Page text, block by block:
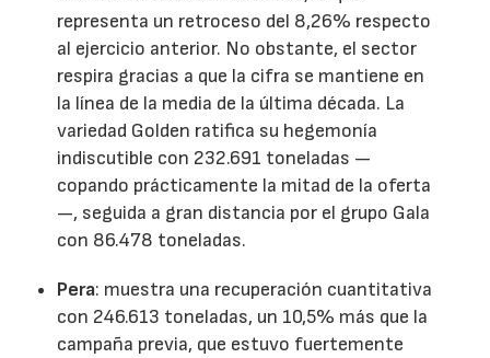
representa un retroceso del 8,26% respecto
al ejercicio anterior. No obstante, el sector
respira gracias a que la cifra se mantiene en
la línea de la media de la última década. La
variedad Golden ratifica su hegemonía
indiscutible con 232.691 toneladas —
copando prácticamente la mitad de la oferta
—, seguida a gran distancia por el grupo Gala
con 86.478 toneladas.
Pera: muestra una recuperación cuantitativa
con 246.613 toneladas, un 10,5% más que la
campaña previa, que estuvo fuertemente